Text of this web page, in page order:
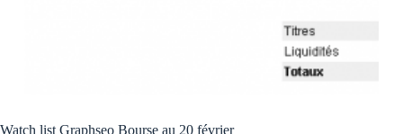
Watch list Graphseo Bourse au 20 février